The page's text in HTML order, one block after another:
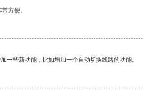
方便。
一些新功能，比如增加一个自动切换线路的功能。